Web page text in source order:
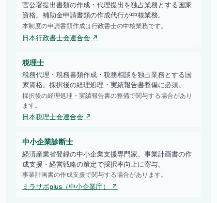
官公署提出書類の作成・代理提出を独占業務とする国家
資格。補助金申請書類の作成代行が中核業務。
本制度の申請書類作成は行政書士の中核業務です。
日本行政書士会連合会 ↗
税理士
税務代理・税務書類作成・税務相談を独占業務とする国
家資格。採択後の経理処理・実績報告書整備に必須。
採択後の経理処理・実績報告書の整備で関与する場合があり
ます。
日本税理士会連合会 ↗
中小企業診断士
経済産業省登録の中小企業支援専門家。事業計画書の作
成支援・経営戦略の策定で採択率向上に寄与。
事業計画書の作成支援で関与する場合があります。
ミラサポplus（中小企業庁） ↗